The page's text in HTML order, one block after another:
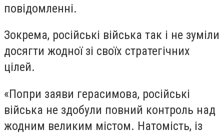
повідомленні.
Зокрема, російські війська так і не зуміли
досягти жодної зі своїх стратегічних
цілей.
«Попри заяви герасимова, російські
війська не здобули повний контроль над
жодним великим містом. Натомість, із